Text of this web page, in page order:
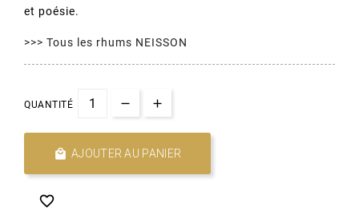
et poésie.
>>> Tous les rhums NEISSON
QUANTITÉ
 AJOUTER AU PANIER
